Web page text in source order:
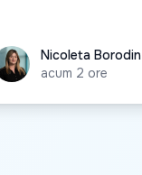
Borodin
Nicoleta Borodin
acum 2 ore